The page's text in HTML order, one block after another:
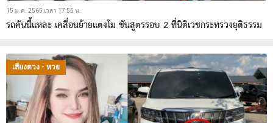
15 ม.ค. 2565 เวลา 17:55 น.
รถคันนี้แหละ เคลื่อนย้ายแตงโม ชันสูตรรอบ 2 ที่นิติเวชกระทรวงยุติธรรม
เสี่ยงดวง - หวย